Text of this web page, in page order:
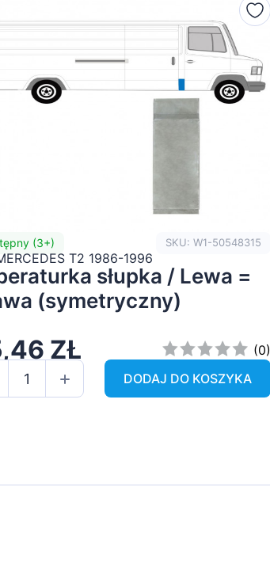
(3+) SKU: W1-50548315
T2 1986-1996
słupka / Lewa =
(symetryczny)
ZŁ
(0)
DODAJ DO KOSZYKA